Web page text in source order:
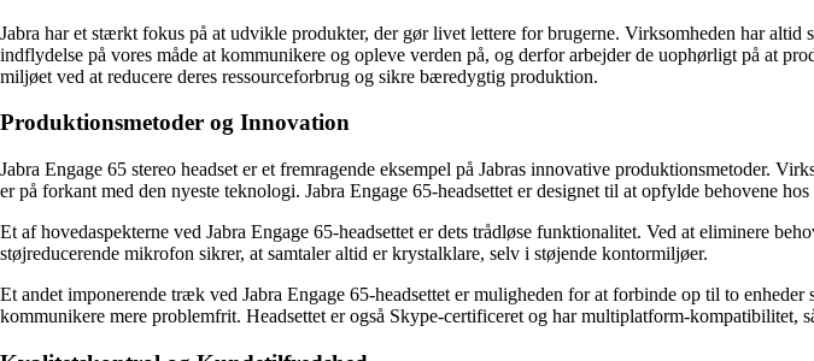
Jabra har et stærkt fokus på at udvikle produkter, der gør livet lettere for brugerne. Virksomheden har
indflydelse på vores måde at kommunikere og opleve verden på, og derfor arbejder de uophørligt på at
miljøet ved at reducere deres ressourceforbrug og sikre bæredygtig produktion.
Produktionsmetoder og Innovation
Jabra Engage 65 stereo headset er et fremragende eksempel på Jabras innovative produktionsmetoder.
er på forkant med den nyeste teknologi. Jabra Engage 65-headsettet er designet til at opfylde behovene
Et af hovedaspekterne ved Jabra Engage 65-headsettet er dets trådløse funktionalitet. Ved at eliminere
støjreducerende mikrofon sikrer, at samtaler altid er krystalklare, selv i støjende kontormiljøer.
Et andet imponerende træk ved Jabra Engage 65-headsettet er muligheden for at forbinde op til to
kommunikere mere problemfrit. Headsettet er også Skype-certificeret og har multiplatform-kompatibilitet,